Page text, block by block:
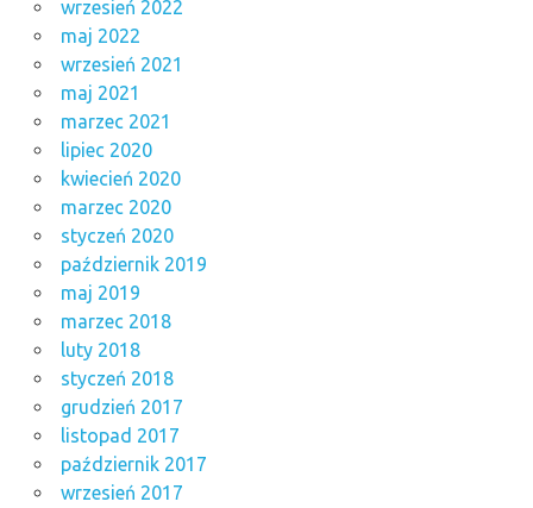
wrzesień 2022
maj 2022
wrzesień 2021
maj 2021
marzec 2021
lipiec 2020
kwiecień 2020
marzec 2020
styczeń 2020
październik 2019
maj 2019
marzec 2018
luty 2018
styczeń 2018
grudzień 2017
listopad 2017
październik 2017
wrzesień 2017